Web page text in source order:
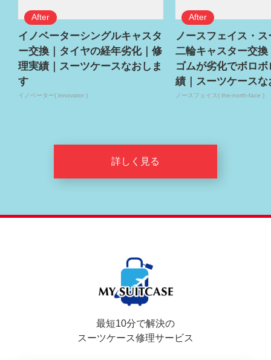
イノベーターシングルキャスタ
ー交換｜タイヤの経年劣化｜修
理実績｜スーツケースなおしま
す
イノベーター( innovator )
ノースフェイス・
二輪キャスター交換
ゴムが劣化でボロ
績｜スーツケースな
ノースフェイス( the-north-face )
詳しく見る
最短10分で解決の
スーツケース修理サービス